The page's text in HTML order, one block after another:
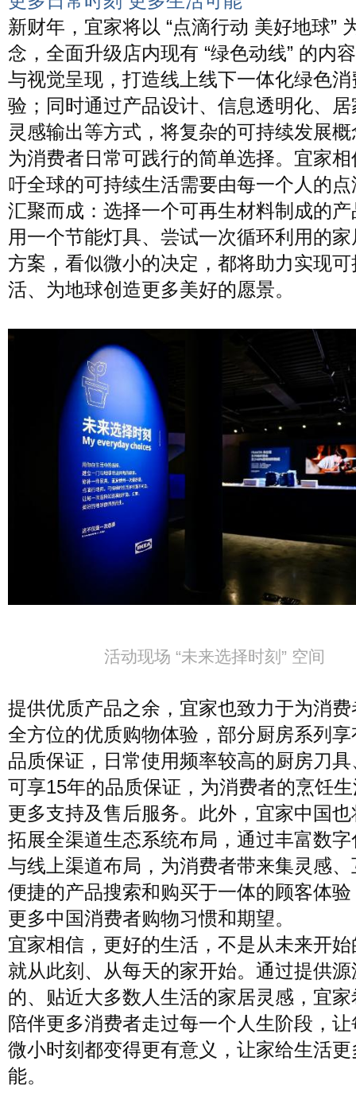
新财年，宜家将以 “点滴行动 美好地球”
念，全面升级店内现有 “绿色动线” 的内
与视觉呈现，打造线上线下一体化绿色消
验；同时通过产品设计、信息透明化、
灵感输出等方式，将复杂的可持续发展
为消费者日常可践行的简单选择。宜家
吁全球的可持续生活需要由每一个人的
汇聚而成：选择一个可再生材料制成的
用一个节能灯具、尝试一次循环利用的
方案，看似微小的决定，都将助力实现
活、为地球创造更多美好的愿景。
活动现场 “未来选择时刻” 空间
提供优质产品之余，宜家也致力于为消
全方位的优质购物体验，部分厨房系列享
品质保证，日常使用频率较高的厨房刀
可享15年的品质保证，为消费者的烹饪
更多支持及售后服务。此外，宜家中国
拓展全渠道生态系统布局，通过丰富数
与线上渠道布局，为消费者带来集灵感
便捷的产品搜索和购买于一体的顾客体
更多中国消费者购物习惯和期望。
宜家相信，更好的生活，不是从未来开
就从此刻、从每天的家开始。通过提供
的、贴近大多数人生活的家居灵感，宜
陪伴更多消费者走过每一个人生阶段，
微小时刻都变得更有意义，让家给生活更
能。